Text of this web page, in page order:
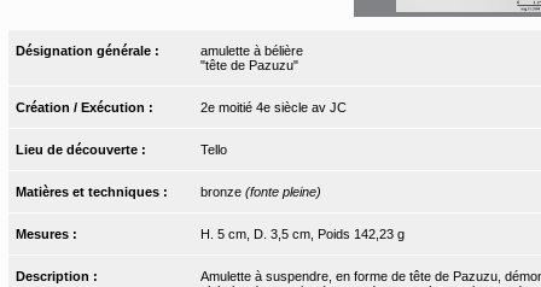
Désignation générale :
amulette à bélière
"tête de Pazuzu"
Création / Exécution : 2e moitié 4e siècle av JC
Lieu de découverte : Tello
Matières et techniques : bronze (fonte pleine)
Mesures : H. 5 cm, D. 3,5 cm, Poids 142,23 g
Description :
Amulette à suspendre, en forme de tête de Pazuzu,